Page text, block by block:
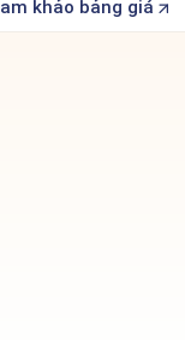
khảo bảng giá